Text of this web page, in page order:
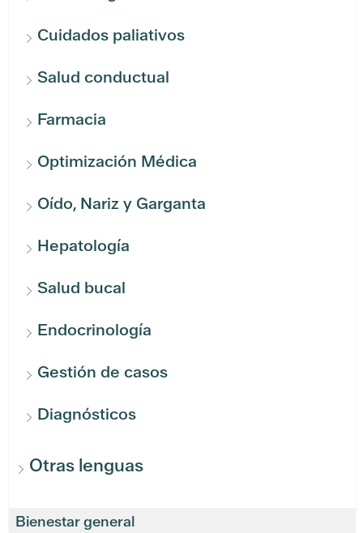
Cuidados paliativos
Salud conductual
Farmacia
Optimización Médica
Oído, Nariz y Garganta
Hepatología
Salud bucal
Endocrinología
Gestión de casos
Diagnósticos
Otras lenguas
Bienestar general